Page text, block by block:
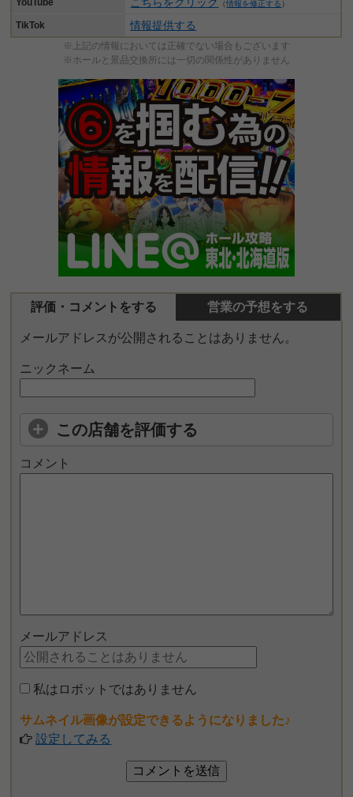
YouTube （情報を修正する ）
TikTok 情報提供する
※上記の情報においては正確でない場合もございます
※ホールと景品交換所には一切の関係性がありません
評価・コメントをする 営業の予想をする
メールアドレスが公開されることはありません。
ニックネーム
この店舗を評価する
コメント
メールアドレス
私はロボットではありません
サムネイル画像が設定できるようになりました♪
設定してみる